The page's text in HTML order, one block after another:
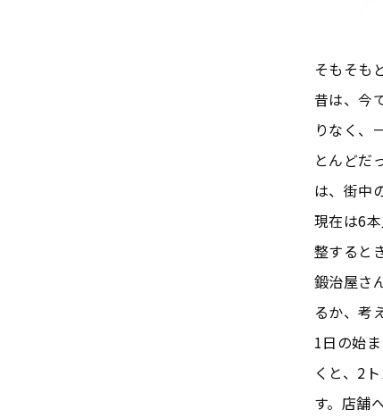
そもそも
昔は、今
りなく、
とんどだ
は、街中
現在は6
整すると
鍛治屋さ
るか、考
1日の始
くと、2
す。店舗